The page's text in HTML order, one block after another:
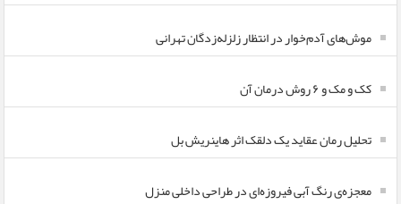
موش‌های آدم‌خوار در انتظار زلزله‌زدگان تهرانی
کک و مک و ۶ روش درمان آن
تحلیل رمان عقاید یک دلقک اثر هاینریش بل
معجزه‌ی رنگ آبی فیروزه‌ای در طراحی داخلی منزل